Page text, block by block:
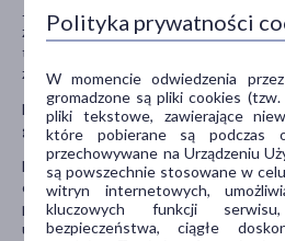
Jeśli wstępuje duża ilość zalegającego
znacznie upośledzony przepływ
tym lekarza. Stan taki wymaga
zwężania dróg moczowych.
Lek Adaster może wpływać na
gruczołu krokowego).
Lek może wpływać na rozwój płodu.
części leku razem z nasieniem do
partnerka jest w ciąży lub
unikać narażania jej na kontakt z
Polityka prywatności
W momencie odwiedzenia
gromadzone są pliki cookies (tzw.
pliki tekstowe, zawierające
które pobierane są podczas
przechowywane na Urządzeniu
są powszechnie stosowane w
witryn internetowych,
kluczowych funkcji
bezpieczeństwa, ciągłe